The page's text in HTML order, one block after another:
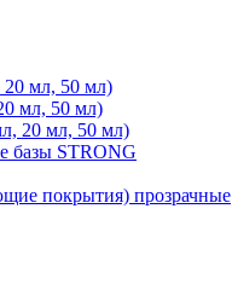
20 мл, 50 мл)
мл, 50 мл)
20 мл, 50 мл)
базы STRONG
покрытия) прозрачные